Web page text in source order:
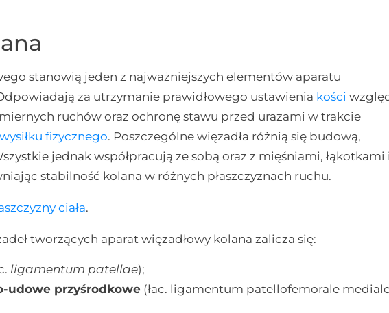
stanowią jeden z najważniejszych elementów aparatu
za utrzymanie prawidłowego ustawienia kości
ruchów oraz ochronę stawu przed urazami w trakcie
wysiłku fizycznego. Poszczególne więzadła różnią się budową,
jednak współpracują ze sobą oraz z mięśniami, łąkotkami i
stabilność kolana w różnych płaszczyznach ruchu.
ciała.
tworzących aparat więzadłowy kolana zalicza się:
ligamentum patellae);
udowe przyśrodkowe (łac. ligamentum patellofemorale